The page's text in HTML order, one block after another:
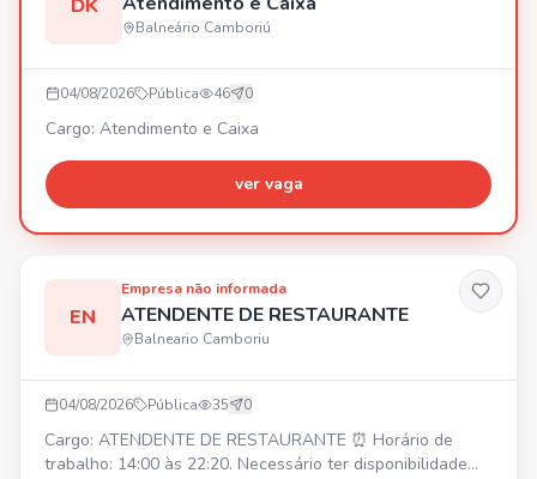
DK
Balneário Camboriú
04/08/2026 Pública 46 0
Cargo: Atendimento e Caixa
ver vaga
EN
Empresa não informada
ATENDENTE DE RESTAURANTE
Balneario Camboriu
04/08/2026 Pública 35 0
Cargo: ATENDENTE DE RESTAURANTE ⏰ Horário de
trabalho: 14:00 às 22:20. Necessário ter disponibilidade